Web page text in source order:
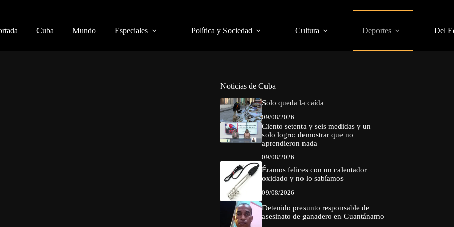
Cuba Mundo Especiales Política y Sociedad Cultura Deportes Del
Noticias de Cuba
Solo queda la caída
09/08/2026
Ciento setenta y seis medidas y un
solo logro: demostrar que no
aprendieron nada
09/08/2026
Éramos felices con un calentador
oxidado y no lo sabíamos
09/08/2026
Detenido presunto responsable de
asesinato de ganadero en Guantánamo